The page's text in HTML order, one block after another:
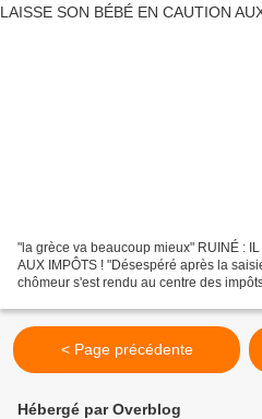
"la grèce va beaucoup mieux" RUINÉ :
AUX IMPÔTS ! "Désespéré après la
chômeur s'est rendu au centre des
< Page précédente
Hébergé par Overblog